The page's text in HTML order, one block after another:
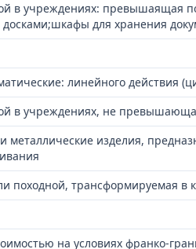
в учреждениях: превышаящая
для хранения
линейного действия
в учреждениях, не
металлические изделия,
походной, трансформируемая в
на условиях франко-